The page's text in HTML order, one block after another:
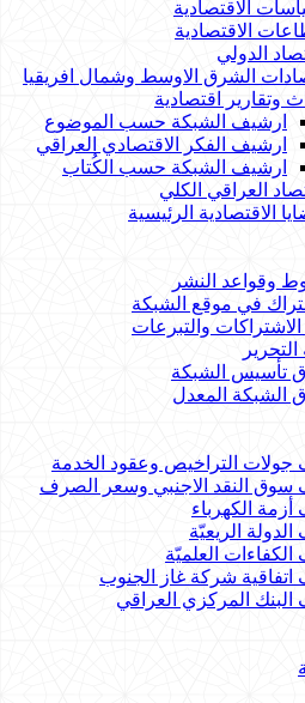
الاقتصادية
الاقتصادية
الدولي
الشرق الاوسط وشمال افريقيا
وتقارير اقتصادية
ارشيف الشبكة حسب الموضوع
ارشيف الفكر الاقتصادي العراقي
ارشيف الشبكة حسب الكُتاب
العراقي الكلي
الاقتصادية الرئيسية
وقواعد النشر
في موقع الشبكة
والتبرعات
التحرير
تأسيس الشبكة
الشبكة المعدل
جولات التراخيص وعقود الخدمة
سوق النقد الاجنبي وسعر الصرف
الكهرباء
الريعيّة
العلميّة
اتفاقية شركة غاز الجنوب
المركزي العراقي